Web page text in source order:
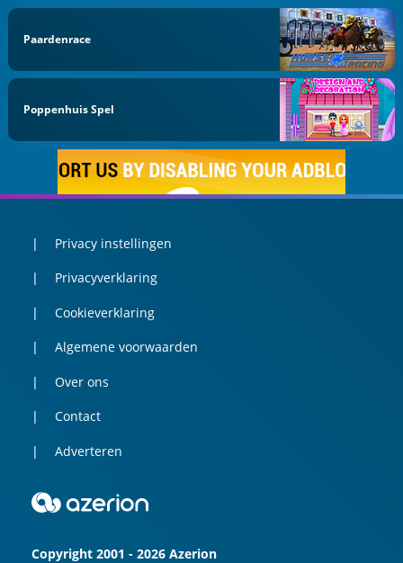
Paardenrace
Poppenhuis Spel
Privacy instellingen
Privacyverklaring
Cookieverklaring
Algemene voorwaarden
Over ons
Contact
Adverteren
Copyright 2001 - 2026 Azerion